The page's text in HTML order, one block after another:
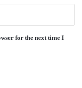
for the next time I